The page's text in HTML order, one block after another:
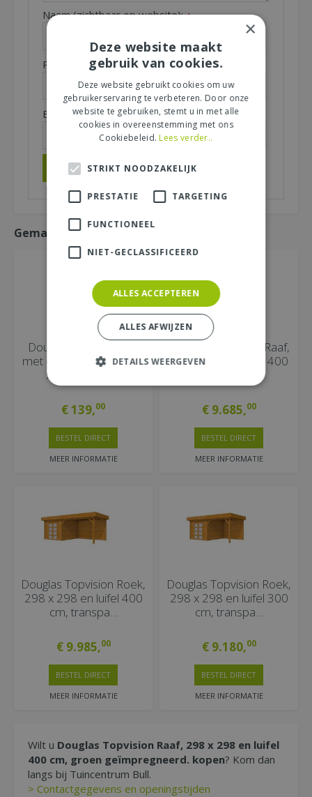
Naam (zichtbaar op website):*
Plaats (zichtbaar op website):*
E-mailadres (niet zichtbaar):*
Gemakkelijk mee bestellen
Douglas Zandbak Roy
met deksel/zitbank 120
x 120 x 30 cm.
€139,00
MEER INFORMATIE
BESTEL DIRECT
Douglas Topvision Raaf,
298 x 298 en luifel 400
€ 9.685,00
MEER INFORMATIE
BESTEL DIRECT
Douglas Topvision Roek,
298 x 298 en luifel 400
cm, transpa…
€ 9.985,00
MEER INFORMATIE
BESTEL DIRECT
Douglas Topvision Roek,
298 x 298 en luifel 300
cm, transpa…
€ 9.180,00
MEER INFORMATIE
BESTEL DIRECT
Wilt u Douglas Topvision Raaf, 298 x 298 en luifel
400 cm, groen geïmpregneerd. kopen? Kom dan
langs bij Tuincentrum Bull.
> Contactgegevens en openingstijden
×
Deze website maakt
gebruik van cookies.
Deze website gebruikt cookies om uw
gebruikerservaring te verbeteren. Door onze
website te gebruiken, stemt u in met alle
cookies in overeenstemming met ons
Cookiebeleid. Lees verder..
STRIKT NOODZAKELIJK
PRESTATIE TARGETING
FUNCTIONEEL
NIET-GECLASSIFICEERD
ALLES ACCEPTEREN
ALLES AFWIJZEN
DETAILS WEERGEVEN